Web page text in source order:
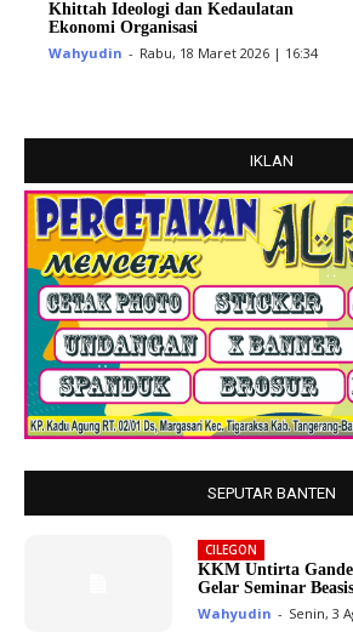
Khittah Ideologi dan Kedaulatan
Ekonomi Organisasi
Wahyudin - Rabu, 18 Maret 2026 | 16:34
IKLAN
SEPUTAR BANTEN
CILEGON
KKM Untirta
Gelar Seminar
Wahyudin - Senin, 3